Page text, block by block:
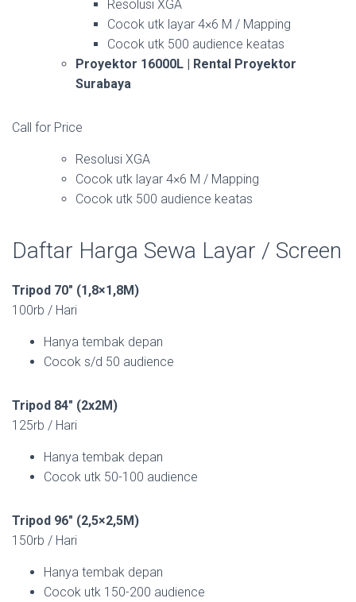
Resolusi XGA
Cocok utk layar 4×6 M / Mapping
Cocok utk 500 audience keatas
Proyektor 16000L | Rental Proyektor
Surabaya
Call for Price
Resolusi XGA
Cocok utk layar 4×6 M / Mapping
Cocok utk 500 audience keatas
Daftar Harga Sewa Layar / Screen
Tripod 70″ (1,8×1,8M)
100rb / Hari
Hanya tembak depan
Cocok s/d 50 audience
Tripod 84″ (2x2M)
125rb / Hari
Hanya tembak depan
Cocok utk 50-100 audience
Tripod 96″ (2,5×2,5M)
150rb / Hari
Hanya tembak depan
Cocok utk 150-200 audience